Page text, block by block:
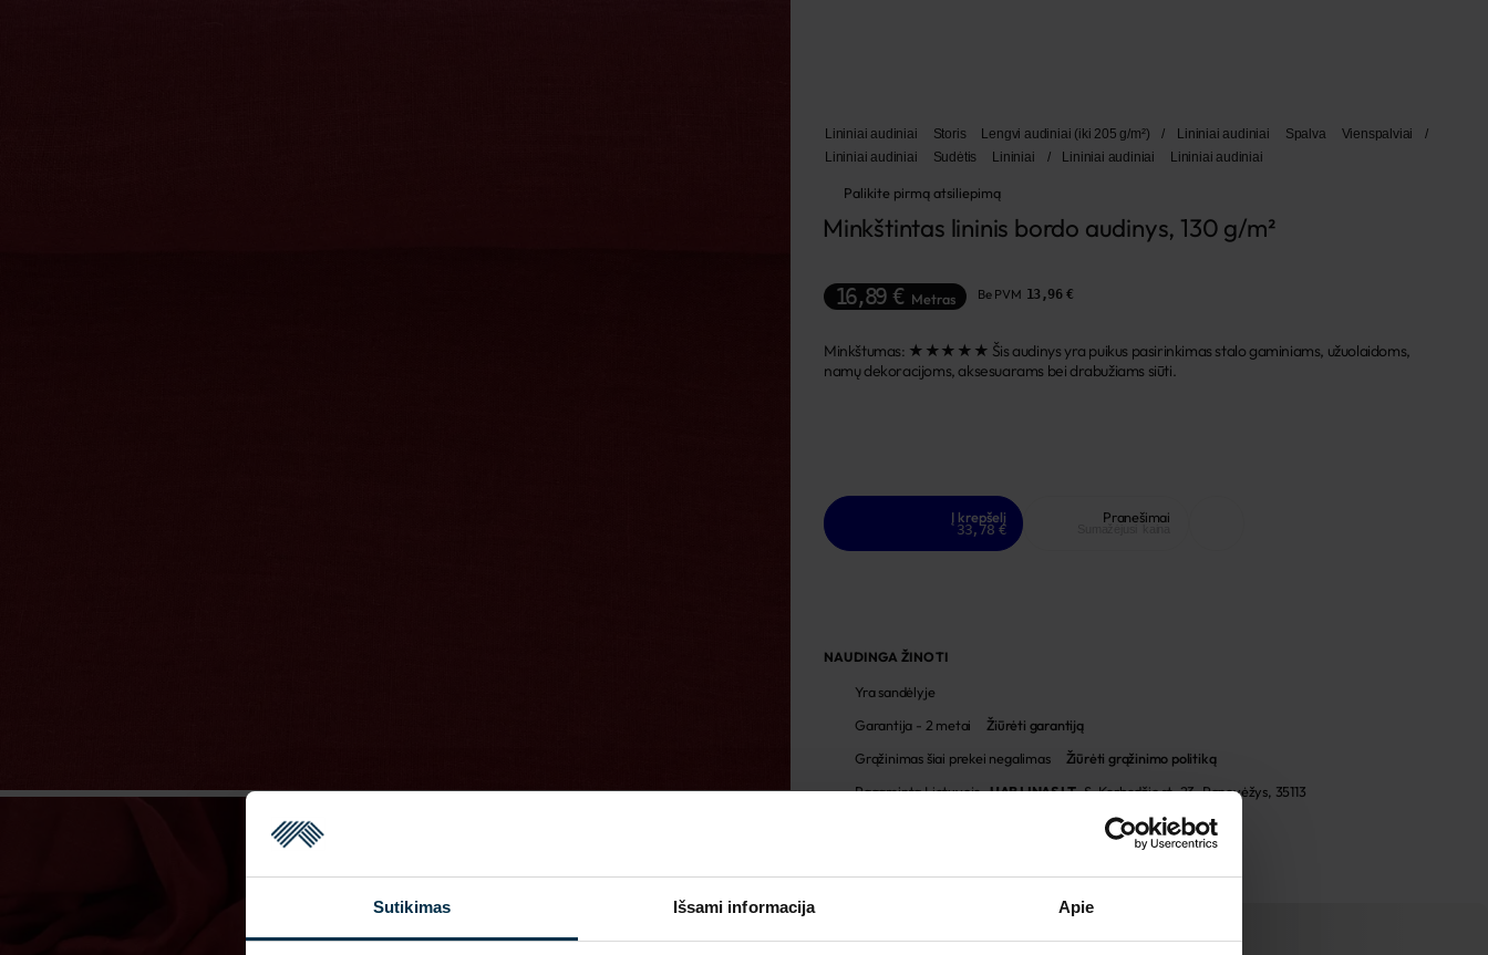
Sutikimas Išsami informacija Apie
Lininiai audiniai Storis Lengvi audiniai (iki 205 g/m²) / Lininiai audiniai Spalva Vienspalviai
/
Lininiai audiniai
Sudėtis Lininiai / Lininiai audiniai Lininiai audiniai
Palikite pirmą atsiliepimą
Minkštintas lininis bordo audinys, 130 g/m²
16,89 € Metras Be PVM 13,96 €
Minkštumas: ★★★★★ Šis audinys yra puikus pasirinkimas stalo gaminiams, užuolaidoms,
namų dekoracijoms, aksesuarams bei drabužiams siūti.
Į krepšelį
33,78 €
Pranešimai
NAUDINGA ŽINOTI
Yra sandėlyje
Garantija - 2 metai
Žiūrėti garantiją
Grąžinimas šiai prekei negalimas
Žiūrėti grąžinimo politiką
Pagaminta Lietuvoje,UAB LINAS LT,S. Kerbedžio st. 23, Panevėžys, 35113